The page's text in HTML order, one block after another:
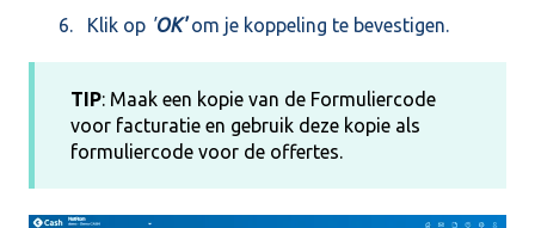
Klik op 'OK'om je koppeling te bevestigen.
TIP: Maak een kopie van de Formuliercode
voor facturatie en gebruik deze kopie als
formuliercode voor de offertes.